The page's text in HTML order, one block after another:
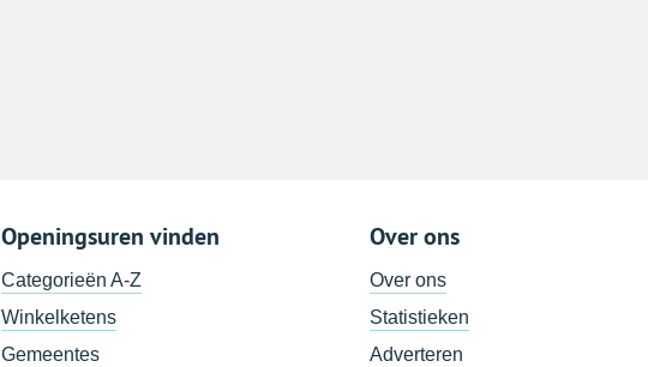
Openingsuren vinden
Categorieën A-Z
Winkelketens
Gemeentes
Over ons
Over ons
Statistieken
Adverteren